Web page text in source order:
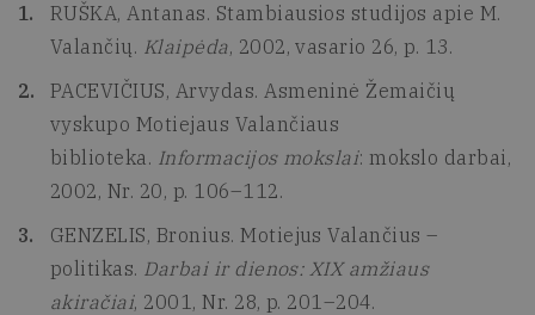
RUŠKA, Antanas. Stambiausios studijos apie M.
Valančių. Klaipėda, 2002, vasario 26, p. 13.
PACEVIČIUS, Arvydas. Asmeninė Žemaičių
vyskupo Motiejaus Valančiaus
biblioteka. Informacijos mokslai: mokslo darbai,
2002, Nr. 20, p. 106–112.
GENZELIS, Bronius. Motiejus Valančius –
politikas. Darbai ir dienos: XIX amžiaus
akiračiai, 2001, Nr. 28, p. 201–204.